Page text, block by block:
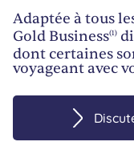
Adaptée à tous
Gold Business(1)
dont certaines
voyageant avec